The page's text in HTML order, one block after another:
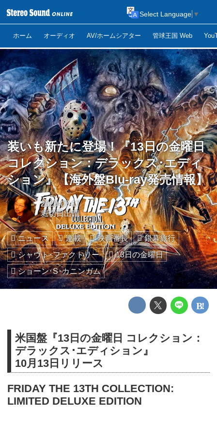
ホーム オーディオ AV/ホームシアター 管球王国 Web
Select Language ▼
装いも新たに登場！『13日の金曜日
コレクション：デラックス･エディ
ション』【海外盤Blu-ray発売情報】
2020-07-17
堀切日出晴
ニュース 連載 映画番長
銀幕旅行
シャウト･ファクトリー
13日の金曜日
ショーン･S･カニンガム
米国盤『13日の金曜日 コレクション：
デラックス･エディション』
10月13日リリース
FRIDAY THE 13TH COLLECTION:
LIMITED DELUXE EDITION